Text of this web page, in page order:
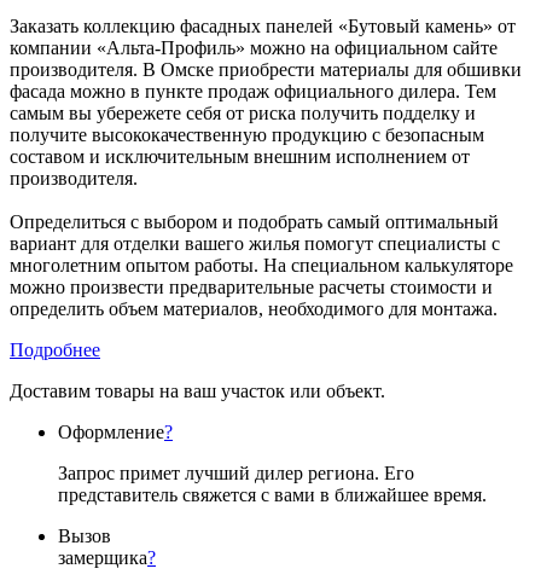
Заказать коллекцию фасадных панелей «Бутовый камень» от
компании «Альта-Профиль» можно на официальном сайте
производителя. В Омске приобрести материалы для обшивки
фасада можно в пункте продаж официального дилера. Тем
самым вы убережете себя от риска получить подделку и
получите высококачественную продукцию с безопасным
составом и исключительным внешним исполнением от
производителя.
Определиться с выбором и подобрать самый оптимальный
вариант для отделки вашего жилья помогут специалисты с
многолетним опытом работы. На специальном калькуляторе
можно произвести предварительные расчеты стоимости и
определить объем материалов, необходимого для монтажа.
Подробнее
Доставим товары на ваш участок или объект.
Оформление?
Запрос примет лучший дилер региона. Его
представитель свяжется с вами в ближайшее время.
Вызов
замерщика?